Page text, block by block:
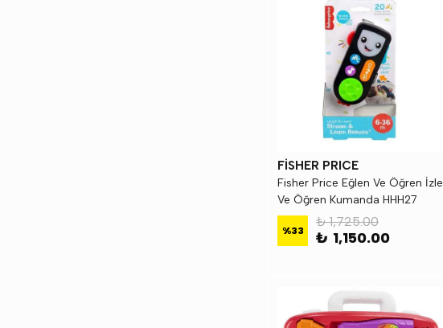
FİSHER PRICE
Fisher Price Eğlen Ve Öğren İzle
Ve Öğren Kumanda HHH27
%33
₺ 1,725.00
₺ 1,150.00